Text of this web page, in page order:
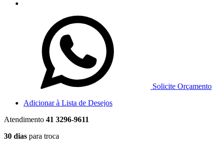
Solicite Orçamento
Adicionar à Lista de Desejos
Atendimento 41 3296-9611
30 dias para troca